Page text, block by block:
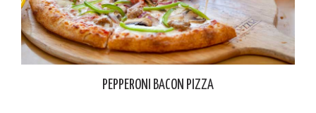
PEPPERONI BACON PIZZA